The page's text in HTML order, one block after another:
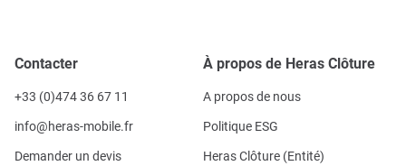
Contacter
+33 (0)474 36 67 11
info@heras-mobile.fr
Demander un devis
À propos de Heras Clôture
A propos de nous
Politique ESG
Heras Clôture (Entité)